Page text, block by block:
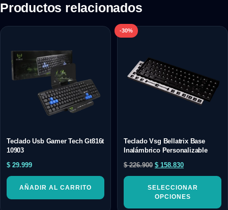
Productos relacionados
Teclado Usb Gamer Tech Gt816t
10903
$ 29.999
AÑADIR AL CARRITO
-30%
Teclado Vsg Bellatrix Base
Inalámbrico Personalizable
$226.900 $ 158.830
SELECCIONAR
OPCIONES